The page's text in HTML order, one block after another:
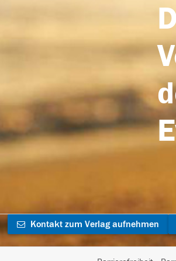
Kontakt zum Verlag aufnehmen